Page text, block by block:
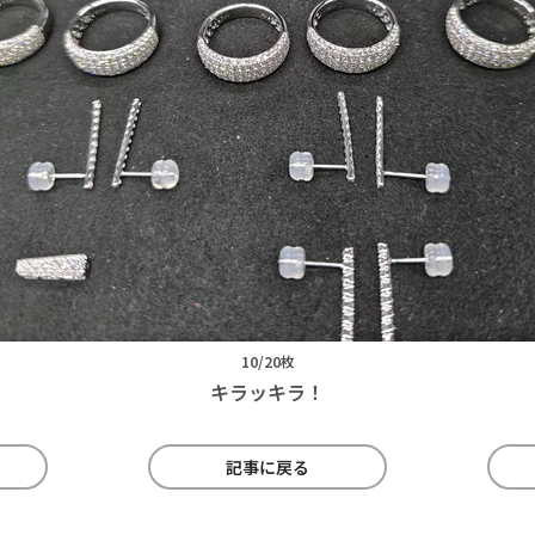
10/20枚
キラッキラ！
記事に戻る